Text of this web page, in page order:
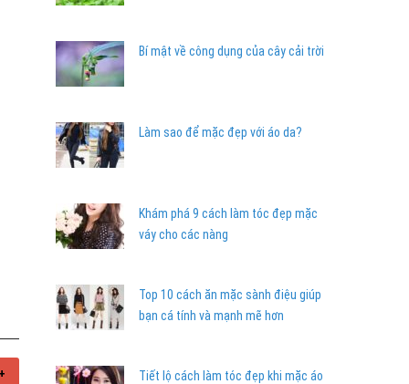
Bí mật về công dụng của cây cải trời
Làm sao để mặc đẹp với áo da?
Khám phá 9 cách làm tóc đẹp mặc
váy cho các nàng
Top 10 cách ăn mặc sành điệu giúp
bạn cá tính và mạnh mẽ hơn
Tiết lộ cách làm tóc đẹp khi mặc áo